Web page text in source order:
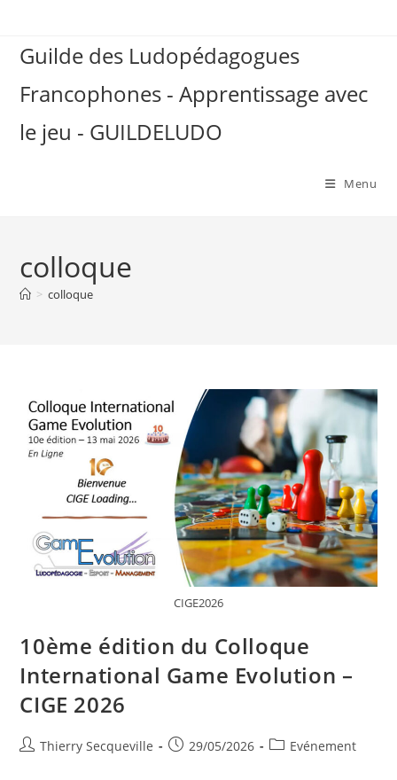
contentGuilde des Ludopédagogues
Francophones - Apprentissage avec
le jeu - GUILDELUDO
Menu
colloque
> colloque
CIGE2026
10ème édition du Colloque
International Game Evolution –
CIGE 2026
Auteur/autrice
Thierry Secqueville
Publication
29/05/2026
PostEvénement